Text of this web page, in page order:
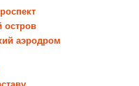
остров
аэродром